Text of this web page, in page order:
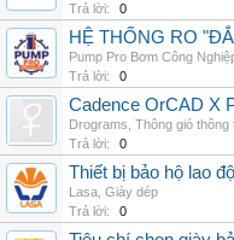
Trả lời:
0
HỆ THỐNG RO
Pump Pro Bơm Công
Trả lời:
0
Cadence OrCAD X
Drograms Thông gió thông
Trả lời:
0
Thiết bị bảo hộ lao
Lasa Giày dép
Trả lời:
0